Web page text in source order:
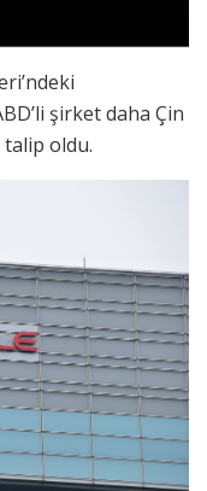
şirket daha Çin
oldu.